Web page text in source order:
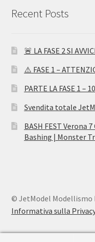
Recent Posts
🚨 LA FASE 2 SI
⚠️ FASE 1 –
PARTE LA FASE 1 –
Svendita totale
BASH FEST Verona
Bashing | Monster
© JetModel Modellismo
Informativa sulla